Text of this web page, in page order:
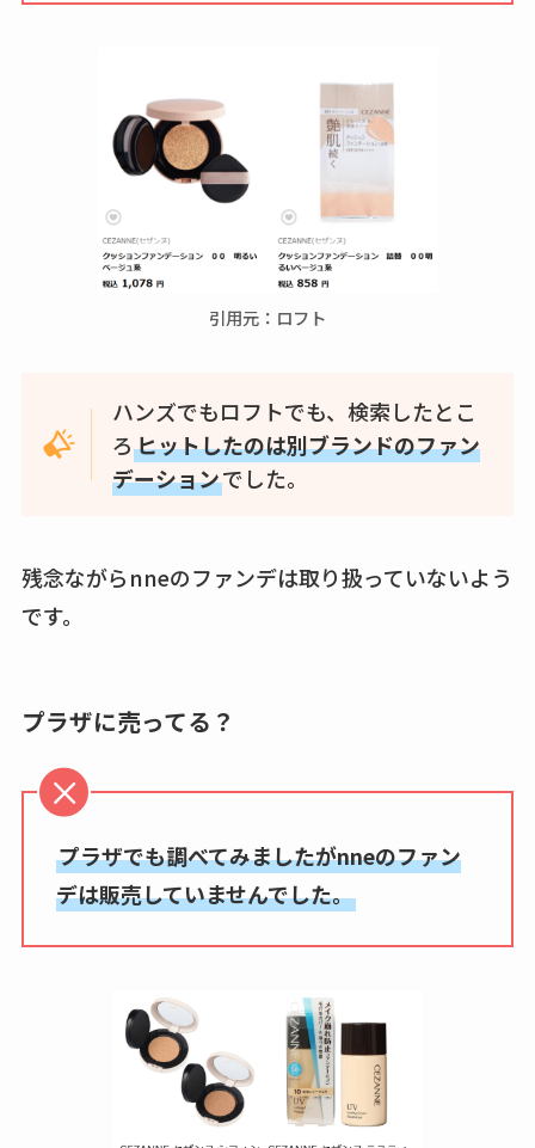
引用元：ロフト
ハンズでもロフトでも、検索したとこ
ろヒットしたのは別ブランドのファン
デーションでした。
残念ながらnneのファンデは取り扱っていないよう
です。
プラザに売ってる？
プラザでも調べてみましたがnneのファン
デは販売していませんでした。